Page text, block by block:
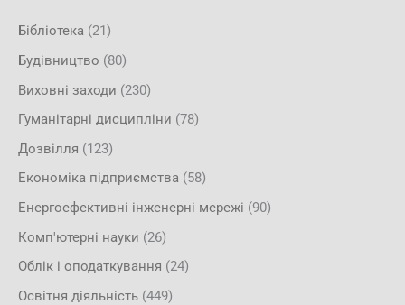
Бібліотека (21)
Будівництво (80)
Виховні заходи (230)
Гуманітарні дисципліни (78)
Дозвілля (123)
Економіка підприємства (58)
Енергоефективні інженерні мережі (90)
Комп'ютерні науки (26)
Облік і оподаткування (24)
Освітня діяльність (449)